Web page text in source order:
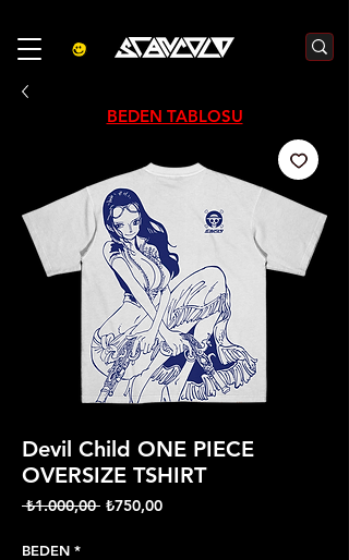
Devil Child ONE PIECE
OVERSIZE TSHIRT
₺1.000,00 Normal
₺750,00İndirimli
BEDEN *
BEDEN TABLOSU